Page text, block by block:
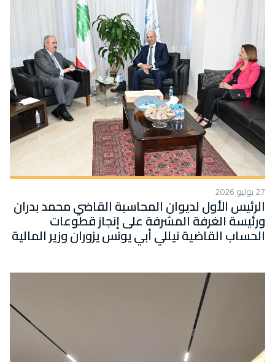
27 يوليو 2026
الرئيس الأول لديوان المحاسبة القاضي محمد بدران
ورئيسة الغرفة المشرفة على إنجاز قطوعات
الحساب القاضية نيللي أبي يونس يزوران وزير المالية